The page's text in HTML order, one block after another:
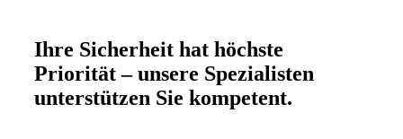
Ihre Sicherheit hat höchste
Priorität – unsere Spezialisten
unterstützen Sie kompetent.